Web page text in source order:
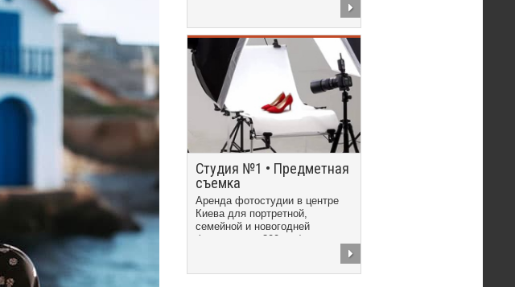
Студия №1 • Предметная
съемка
Аренда фотостудии в центре
Киева для портретной,
семейной и новогодней
фотосъемки. 300 грн/час